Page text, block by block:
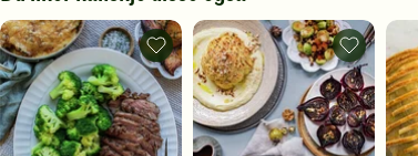
Tri-
tip
med
fløtegratinerte
poteter
-
legg
T-
bone
steak
med
tilbehør
-
legg